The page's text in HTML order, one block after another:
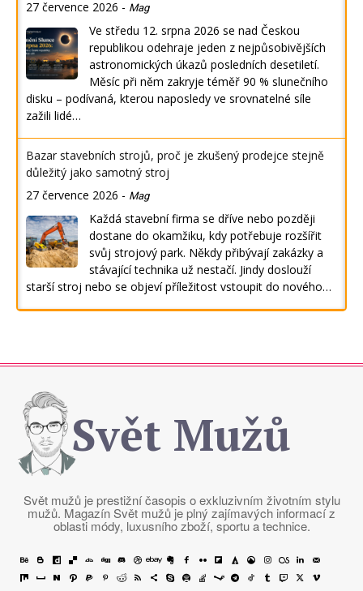
27 července 2026 - Mag
Ve středu 12. srpna 2026 se nad Českou
republikou odehraje jeden z nejpůsobivějších
astronomických úkazů posledních desetiletí.
Měsíc při něm zakryje téměř 90 % slunečního
disku – podívaná, kterou naposledy ve srovnatelné síle
zažili lidé…
Bazar stavebních strojů, proč je zkušený prodejce stejně
důležitý jako samotný stroj
27 července 2026 - Mag
Každá stavební firma se dříve nebo později
dostane do okamžiku, kdy potřebuje rozšířit
svůj strojový park. Někdy přibývají zakázky a
stávající technika už nestačí. Jindy doslouží
starší stroj nebo se objeví příležitost vstoupit do nového…
Svět Mužů
Svět mužů je prestižní časopis o exkluzivním životním stylu
mužů. Magazín Svět mužů je plný zajímavých informací z
oblasti módy, luxusního zboží, sportu a technice.